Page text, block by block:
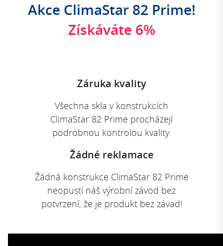
Akce ClimaStar 82 Prime!
Získáváte 6%
Záruka kvality
Všechna skla v konstrukcích
ClimaStar 82 Prime procházejí
podrobnou kontrolou kvality.
Žádné reklamace
Žádná konstrukce ClimaStar 82 Prime
neopustí náš výrobní závod bez
potvrzení, že je produkt bez závad!